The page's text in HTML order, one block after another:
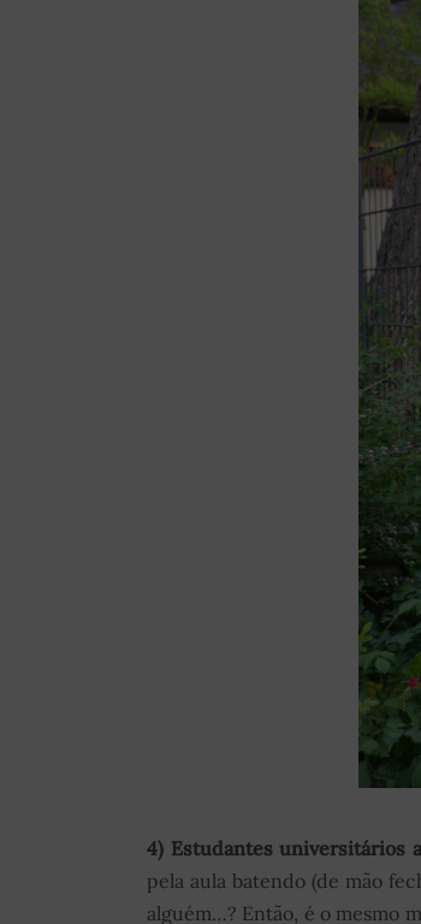
4) Estudantes universitários
pela aula batendo (de mão
alguém…? Então, é o mesmo